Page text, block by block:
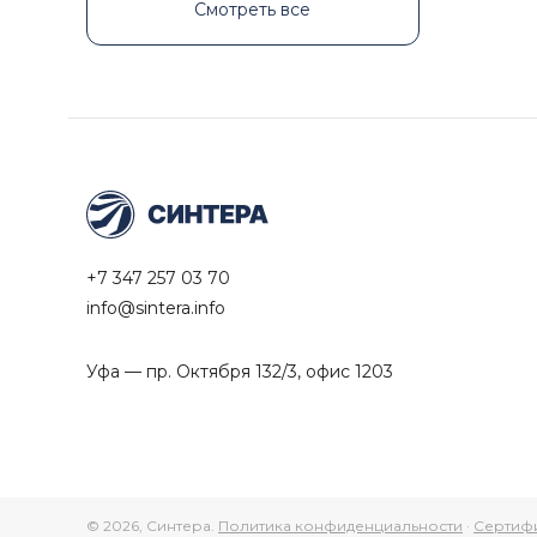
Смотреть все
+7 347 257 03 70
info@sintera.info
Уфа — пр. Октября 132/3, офис 1203
© 2026, Синтера. Политика конфиденциальности ·